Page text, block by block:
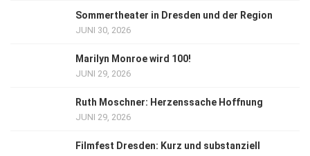
Sommertheater in Dresden und der Region
JUNI 30, 2026
Marilyn Monroe wird 100!
JUNI 29, 2026
Ruth Moschner: Herzenssache Hoffnung
JUNI 29, 2026
Filmfest Dresden: Kurz und substanziell